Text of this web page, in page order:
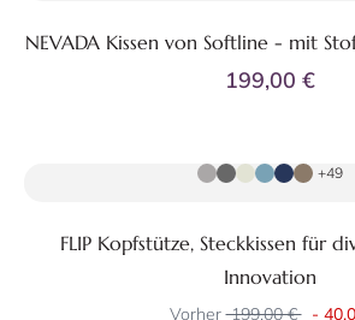
NEVADA Kissen von Softline - mit
199,00 €
+49
FLIP Kopfstütze, Steckkissen für
Innovation
Vorher 199,00 € -